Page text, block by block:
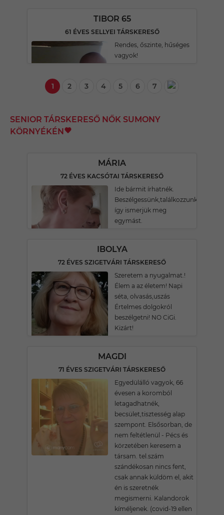
TIBOR 65
61 ÉVES SELLYEI TÁRSKERESŐ
Rendes, őszinte, hűséges
vagyok!
1 2 3 4 5 6 7
SENIOR TÁRSKERESŐ NŐK SUMONY
KÖRNYÉKÉN
MÁRIA
72 ÉVES KACSÓTAI TÁRSKERESŐ
Ide bármit írhatnék.
Beszélgessünk,találkozzunk
így ismerjük meg
egymást.
IBOLYA
72 ÉVES SZIGETVÁRI TÁRSKERESŐ
Szeretem a nyugalmat.!
Élem a az életem! Napi
séta, olvasás,uszás
Értelmes dolgokról
beszélgetni! NO CiGi.
Kizárt!
MAGDI
71 ÉVES SZIGETVÁRI TÁRSKERESŐ
Egyedülálló vagyok, 66
évesen a koromból
letagadhatnék,
becsület,tisztesség alap
szempont. Elsősorban, de
nem feltétlenül - Pécs és
körzetében keresem a
társam. tel.szám
szándékosan nincs fent,
csak annak küldöm el, akit
én is szeretnék
megismerni. Kalandorok
kíméljenek. (covid-19 ellen